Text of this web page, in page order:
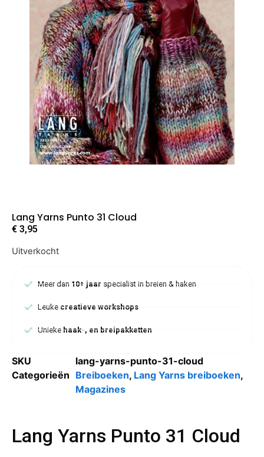
Lang Yarns Punto 31 Cloud
€ 3,95
Uitverkocht
Meer dan 10+ jaar specialist in breien & haken
Leuke creatieve workshops
Uniekehaak-, en breipakketten
SKU
lang-yarns-punto-31-cloud
Categorieën Breiboeken, Lang Yarns breiboeken,
Magazines
Lang Yarns Punto 31 Cloud